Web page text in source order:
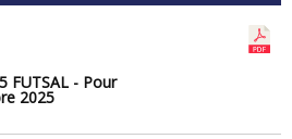
FUTSAL - Pour
2025